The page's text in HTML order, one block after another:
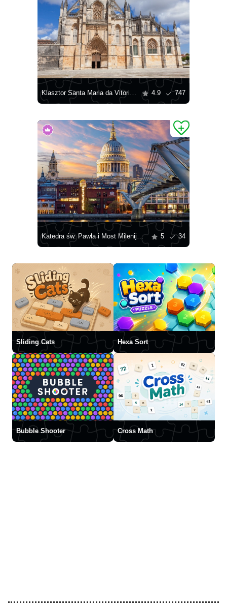
Klasztor Santa Maria da Vitoria, Batalha 4.9 747
Katedra św. Pawła i Most Milenijny nad Tamizą 5 34
Sliding Cats Hexa Sort
Bubble Shooter Cross Math